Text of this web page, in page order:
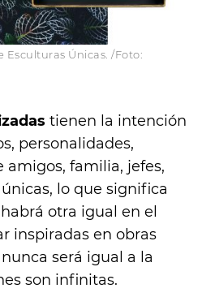
Únicas. /Foto:
tienen la intención
personalidades,
amigos, familia, jefes,
lo que significa
otra igual en el
inspiradas en obras
será igual a la
son infinitas.